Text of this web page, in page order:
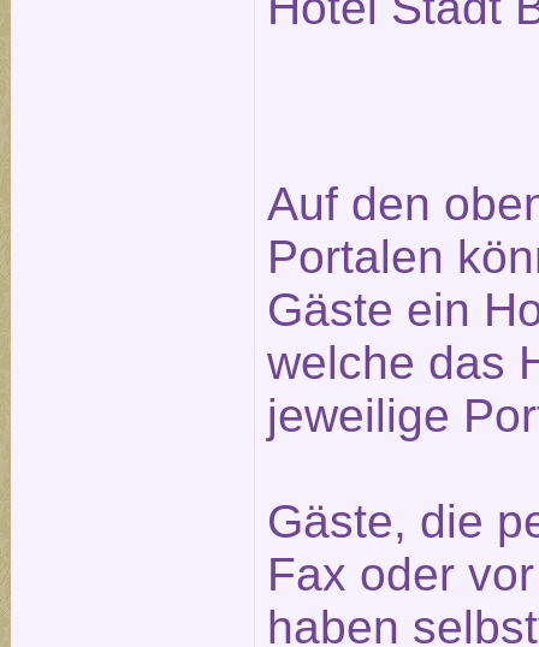
Auf den
Portalen
Gäste ein
welche das
jeweilige
Gäste, die
Fax oder
haben